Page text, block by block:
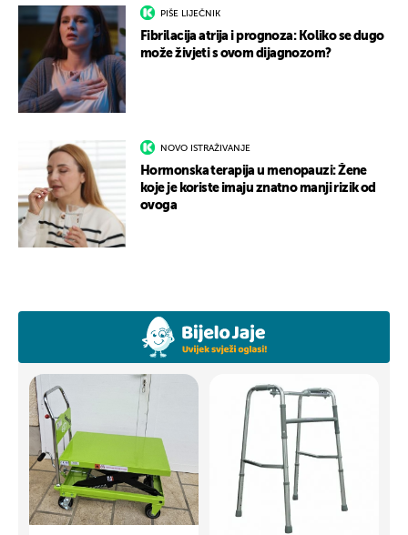
PIŠE LIJEČNIK
Fibrilacija atrija i prognoza: Koliko se dugo
može živjeti s ovom dijagnozom?
NOVO ISTRAŽIVANJE
Hormonska terapija u menopauzi: Žene
koje je koriste imaju znatno manji rizik od
ovoga